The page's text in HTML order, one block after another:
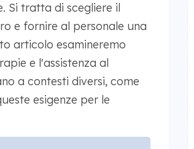
Si tratta di scegliere il
e fornire al personale una
articolo esamineremo
e l'assistenza al
a contesti diversi, come
esigenze per le